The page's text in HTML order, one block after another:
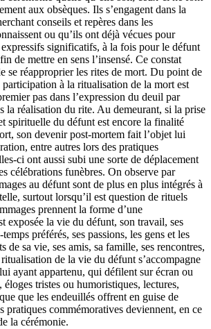
aux obsèques. Ils s’engagent dans la
conseils et repères dans les
ou qu’ils ont déjà vécues pour
expressifs significatifs, à la fois pour le défunt
de mettre en sens l’insensé. Ce constat
se réapproprier les rites de mort. Du point de
à la ritualisation de la mort est
pas dans l’expression du deuil par
la réalisation du rite. Au demeurant, si la prise
spirituelle du défunt est encore la finalité
son devenir post-mortem fait l’objet lui
entre autres lors des pratiques
ci ont aussi subi une sorte de déplacement
célébrations funèbres. On observe par
au défunt sont de plus en plus intégrés à
surtout lorsqu’il est question de rituels
prennent la forme d’une
exposée la vie du défunt, son travail, ses
préférés, ses passions, les gens et les
de sa vie, ses amis, sa famille, ses rencontres,
de la vie du défunt s’accompagne
ayant appartenu, qui défilent sur écran ou
éloges tristes ou humoristiques, lectures,
que les endeuillés offrent en guise de
pratiques commémoratives deviennent, en ce
la cérémonie.